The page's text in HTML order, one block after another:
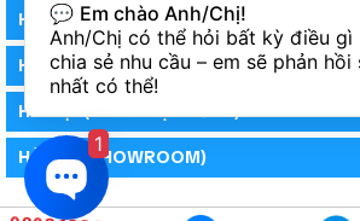
HỒ CHÍ MINH
HỒ CHÍ MINH (PHÒNG BẢO HÀNH)
HÀ NỘI (DEMO HỆ THỐNG)
HÀ NỘI (SHOWROOM)
💬 Em chào Anh/Chị!
Anh/Chị có thể hỏi bất kỳ điều gì
chia sẻ nhu cầu – em sẽ phản hồi
nhất có thể!
1